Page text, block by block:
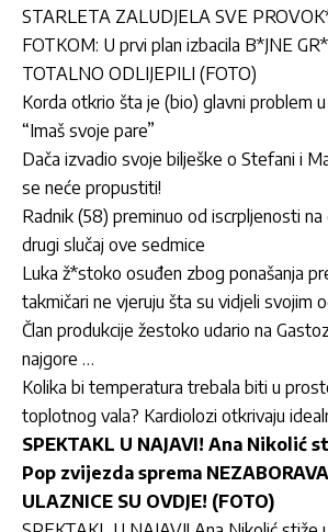
STARLETA ZALUDJELA SVE
FOTKOM: U prvi plan izbacila B*JNE
TOTALNO ODLIJEPILI (FOTO)
Korda otkrio šta je (bio) glavni problem
“Imaš svoje pare”
Dača izvadio svoje bilješke o Stefani i
se neće propustiti!
Radnik (58) preminuo od iscrpljenosti na
drugi slučaj ove sedmice
Luka ž*stoko osuđen zbog ponašanja
takmičari ne vjeruju šta su vidjeli svojim
Član produkcije žestoko udario na
najgore …
Kolika bi temperatura trebala biti u
toplotnog vala? Kardiolozi otkrivaju
SPEKTAKL U NAJAVI! Ana Nikolić
Pop zvijezda sprema
ULAZNICE SU OVDJE! (FOTO)